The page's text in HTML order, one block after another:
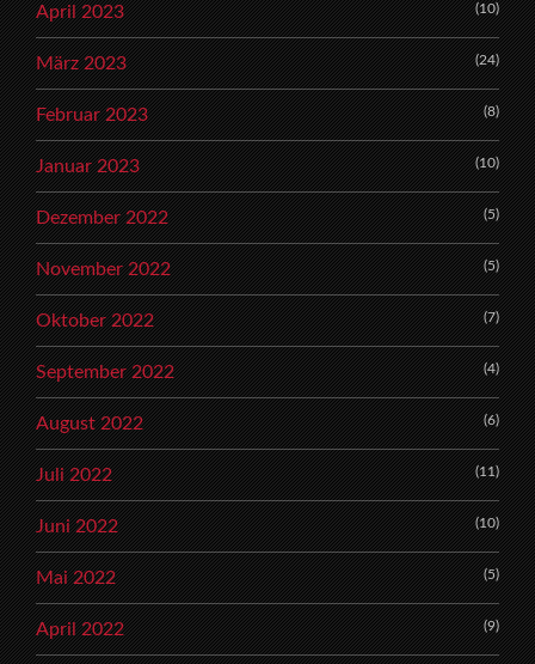
April 2023 (10)
März 2023 (24)
Februar 2023 (8)
Januar 2023 (10)
Dezember 2022 (5)
November 2022 (5)
Oktober 2022 (7)
September 2022 (4)
August 2022 (6)
Juli 2022 (11)
Juni 2022 (10)
Mai 2022 (5)
April 2022 (9)